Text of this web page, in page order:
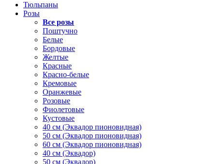
Тюльпаны
Розы
Все розы
Поштучно
Белые
Бордовые
Желтые
Красные
Красно-белые
Кремовые
Оранжевые
Розовые
Фиолетовые
Кустовые
40 см (Эквадор пионовидная)
50 см (Эквадор пионовидная)
60 см (Эквадор пионовидная)
40 см (Эквадор)
50 см (Эквадор)